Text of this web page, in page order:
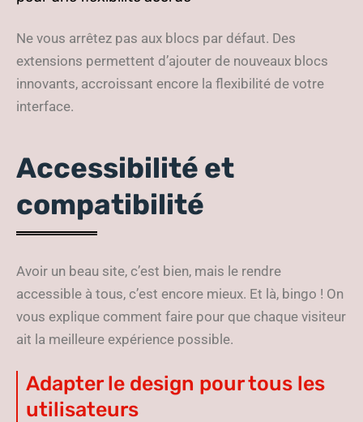
Ne vous arrêtez pas aux blocs par défaut. Des
extensions permettent d’ajouter de nouveaux blocs
innovants, accroissant encore la flexibilité de votre
interface.
Accessibilité et
compatibilité
Avoir un beau site, c’est bien, mais le rendre
accessible à tous, c’est encore mieux. Et là, bingo ! On
vous explique comment faire pour que chaque visiteur
ait la meilleure expérience possible.
Adapter le design pour tous les
utilisateurs